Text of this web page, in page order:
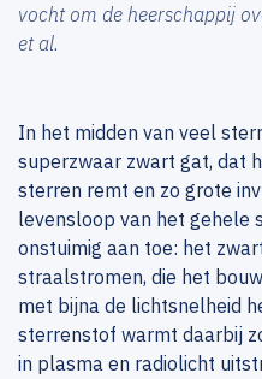
vocht om de heerschappij
et al.
In het midden van veel
superzwaar zwart gat, dat
sterren remt en zo grote
levensloop van het gehele
onstuimig aan toe: het
straalstromen, die het
met bijna de lichtsnelheid
sterrenstof warmt daarbij
in plasma en radiolicht